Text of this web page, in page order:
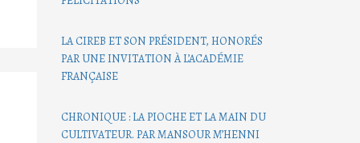
LA CIREB ET SON PRÉSIDENT, HONORÉS
PAR UNE INVITATION À L’ACADÉMIE
FRANÇAISE
CHRONIQUE : LA PIOCHE ET LA MAIN DU
CULTIVATEUR. PAR MANSOUR M’HENNI